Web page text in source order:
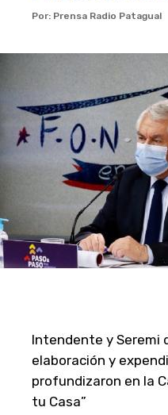
Por: Prensa Radio Patagual
Intendente y Seremi
elaboración y
profundizaron en la
tu Casa”